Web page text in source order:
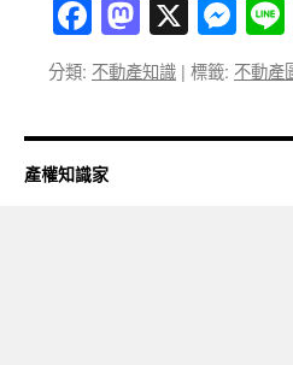
Facebook
Mastodon
X
分類: 不動產知識 | 標籤: 不動產
產權知識家